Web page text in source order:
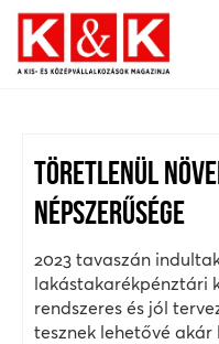
TÖRETLENÜL
NÉPSZERŰSÉGE
2023 tavaszán
lakástakarékpénztári
rendszeres és jól
tesznek lehetővé